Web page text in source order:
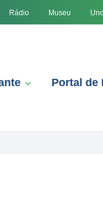
Rádio Museu
Portal de